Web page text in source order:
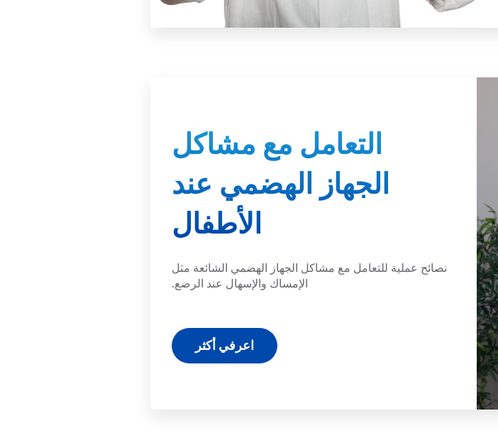
التعامل مع مشاكل
الجهاز الهضمي عند
الأطفال
نصائح عملية للتعامل مع مشاكل الجهاز الهضمي الشائعة مثل
الإمساك والإسهال عند الرضع.
اعرفي أكثر